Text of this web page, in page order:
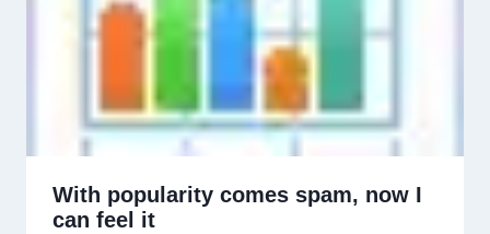
With popularity comes spam, now I
can feel it